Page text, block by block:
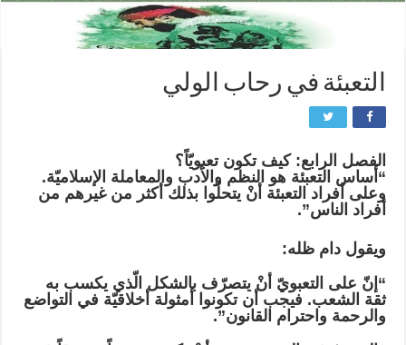
التعبئة في رحاب الولي
الفصل الرابع: كيف تكون تعبويّاً؟
“أساس التعبئة هو النظم والأدب والمعاملة الإسلاميّة.
وعلى أفراد التعبئة أنْ يتحلّوا بذلك أكثر من غيرهم من
أفراد الناس”.
ويقول دام ظله:
“إنّ على التعبويّ أنْ يتصرّف بالشكل الّذي يكسب به
ثقة الشعب. فيجب أن تكونوا أمثولة أخلاقيّة في التواضع
والرحمة واحترام القانون”.